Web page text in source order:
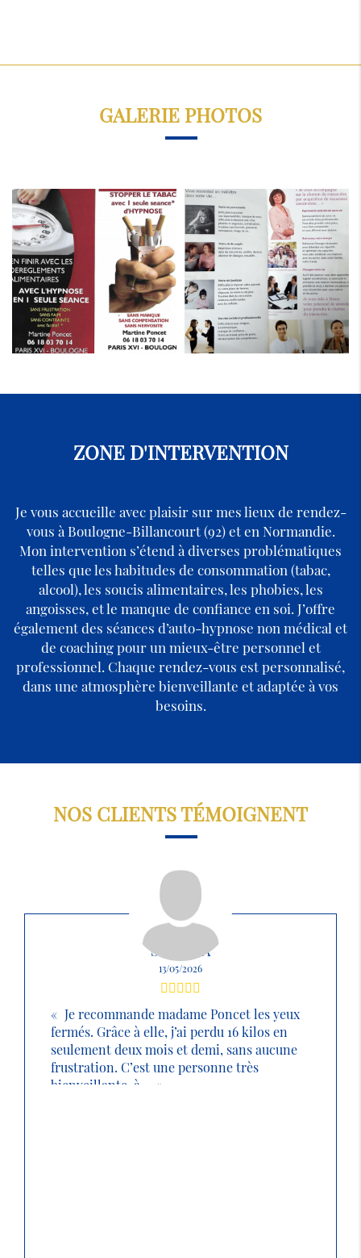
GALERIE PHOTOS
ZONE D'INTERVENTION
Je vous accueille avec plaisir sur mes lieux de rendez-
vous à Boulogne-Billancourt (92) et en Normandie.
Mon intervention s’étend à diverses problématiques
telles que les habitudes de consommation (tabac,
alcool), les soucis alimentaires, les phobies, les
angoisses, et le manque de confiance en soi. J’offre
également des séances d’auto-hypnose non médical et
de coaching pour un mieux-être personnel et
professionnel. Chaque rendez-vous est personnalisé,
dans une atmosphère bienveillante et adaptée à vos
besoins.
NOS CLIENTS TÉMOIGNENT
SABRINA
13/05/2026
Je recommande madame Poncet les yeux
fermés. Grâce à elle, j’ai perdu 16 kilos en
seulement deux mois et demi, sans aucune
frustration. C’est une personne très
bienveillante, à ...